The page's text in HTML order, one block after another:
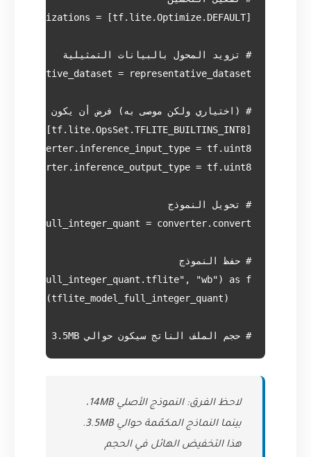
# حجم الملف الناتج سيكون حوالي 3.5MB وسيكون أسرع على الأجهزة التي تدعم تسريع الأعداد الصحيحة
لاحظ الفرق: النموذج الأصلي 14MB،
بينما النماذج المكمّمة حوالي 3.5MB.
هذا التخفيض الهائل في الحجم